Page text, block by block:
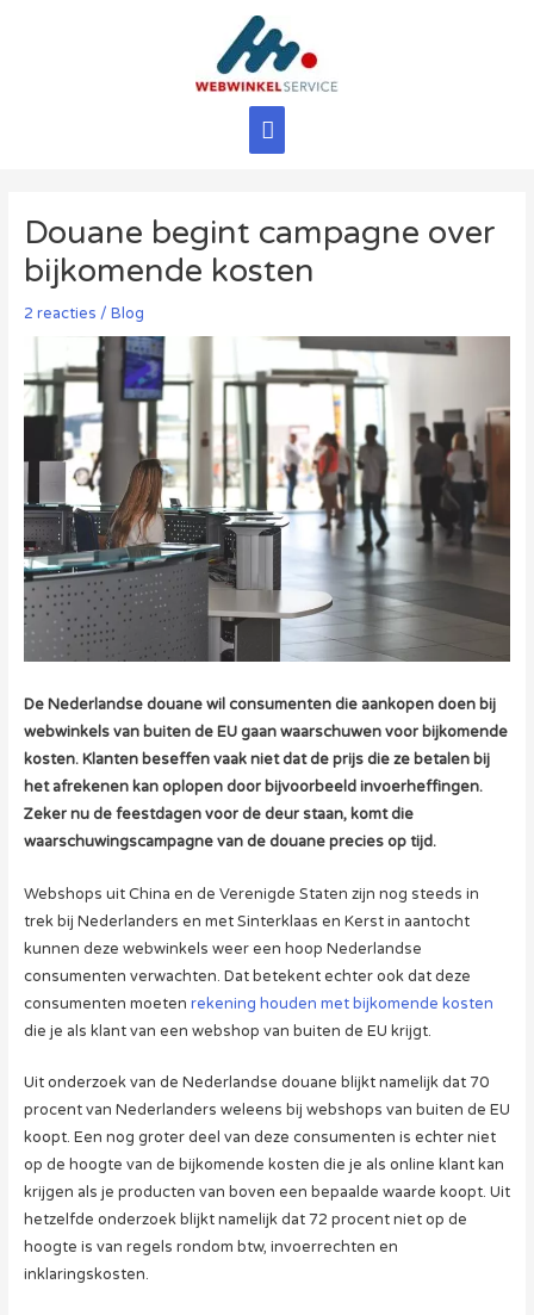
Hoofdmenu
Douane begint campagne over
bijkomende kosten
2 reacties / Blog
De Nederlandse douane wil consumenten die aankopen doen bij
webwinkels van buiten de EU gaan waarschuwen voor bijkomende
kosten. Klanten beseffen vaak niet dat de prijs die ze betalen bij
het afrekenen kan oplopen door bijvoorbeeld invoerheffingen.
Zeker nu de feestdagen voor de deur staan, komt die
waarschuwingscampagne van de douane precies op tijd.
Webshops uit China en de Verenigde Staten zijn nog steeds in
trek bij Nederlanders en met Sinterklaas en Kerst in aantocht
kunnen deze webwinkels weer een hoop Nederlandse
consumenten verwachten. Dat betekent echter ook dat deze
consumenten moeten rekening houden met bijkomende kosten
die je als klant van een webshop van buiten de EU krijgt.
Uit onderzoek van de Nederlandse douane blijkt namelijk dat 70
procent van Nederlanders weleens bij webshops van buiten de EU
koopt. Een nog groter deel van deze consumenten is echter niet
op de hoogte van de bijkomende kosten die je als online klant kan
krijgen als je producten van boven een bepaalde waarde koopt. Uit
hetzelfde onderzoek blijkt namelijk dat 72 procent niet op de
hoogte is van regels rondom btw, invoerrechten en
inklaringskosten.